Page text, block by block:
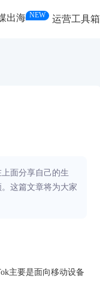
出海 NEW 运营工具箱
面分享自己的生
这篇文章将为大家
主要是面向移动设备